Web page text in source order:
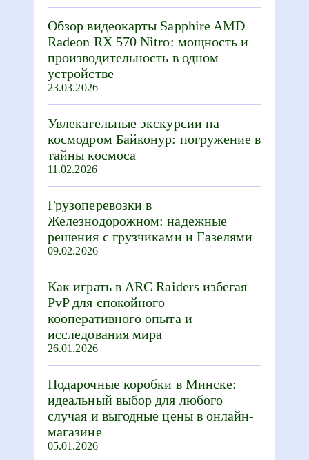
Обзор видеокарты Sapphire AMD
Radeon RX 570 Nitro: мощность и
производительность в одном
устройстве
23.03.2026
Увлекательные экскурсии на
космодром Байконур: погружение в
тайны космоса
11.02.2026
Грузоперевозки в
Железнодорожном: надежные
решения с грузчиками и Газелями
09.02.2026
Как играть в ARC Raiders избегая
PvP для спокойного
кооперативного опыта и
исследования мира
26.01.2026
Подарочные коробки в Минске:
идеальный выбор для любого
случая и выгодные цены в онлайн-
магазине
05.01.2026